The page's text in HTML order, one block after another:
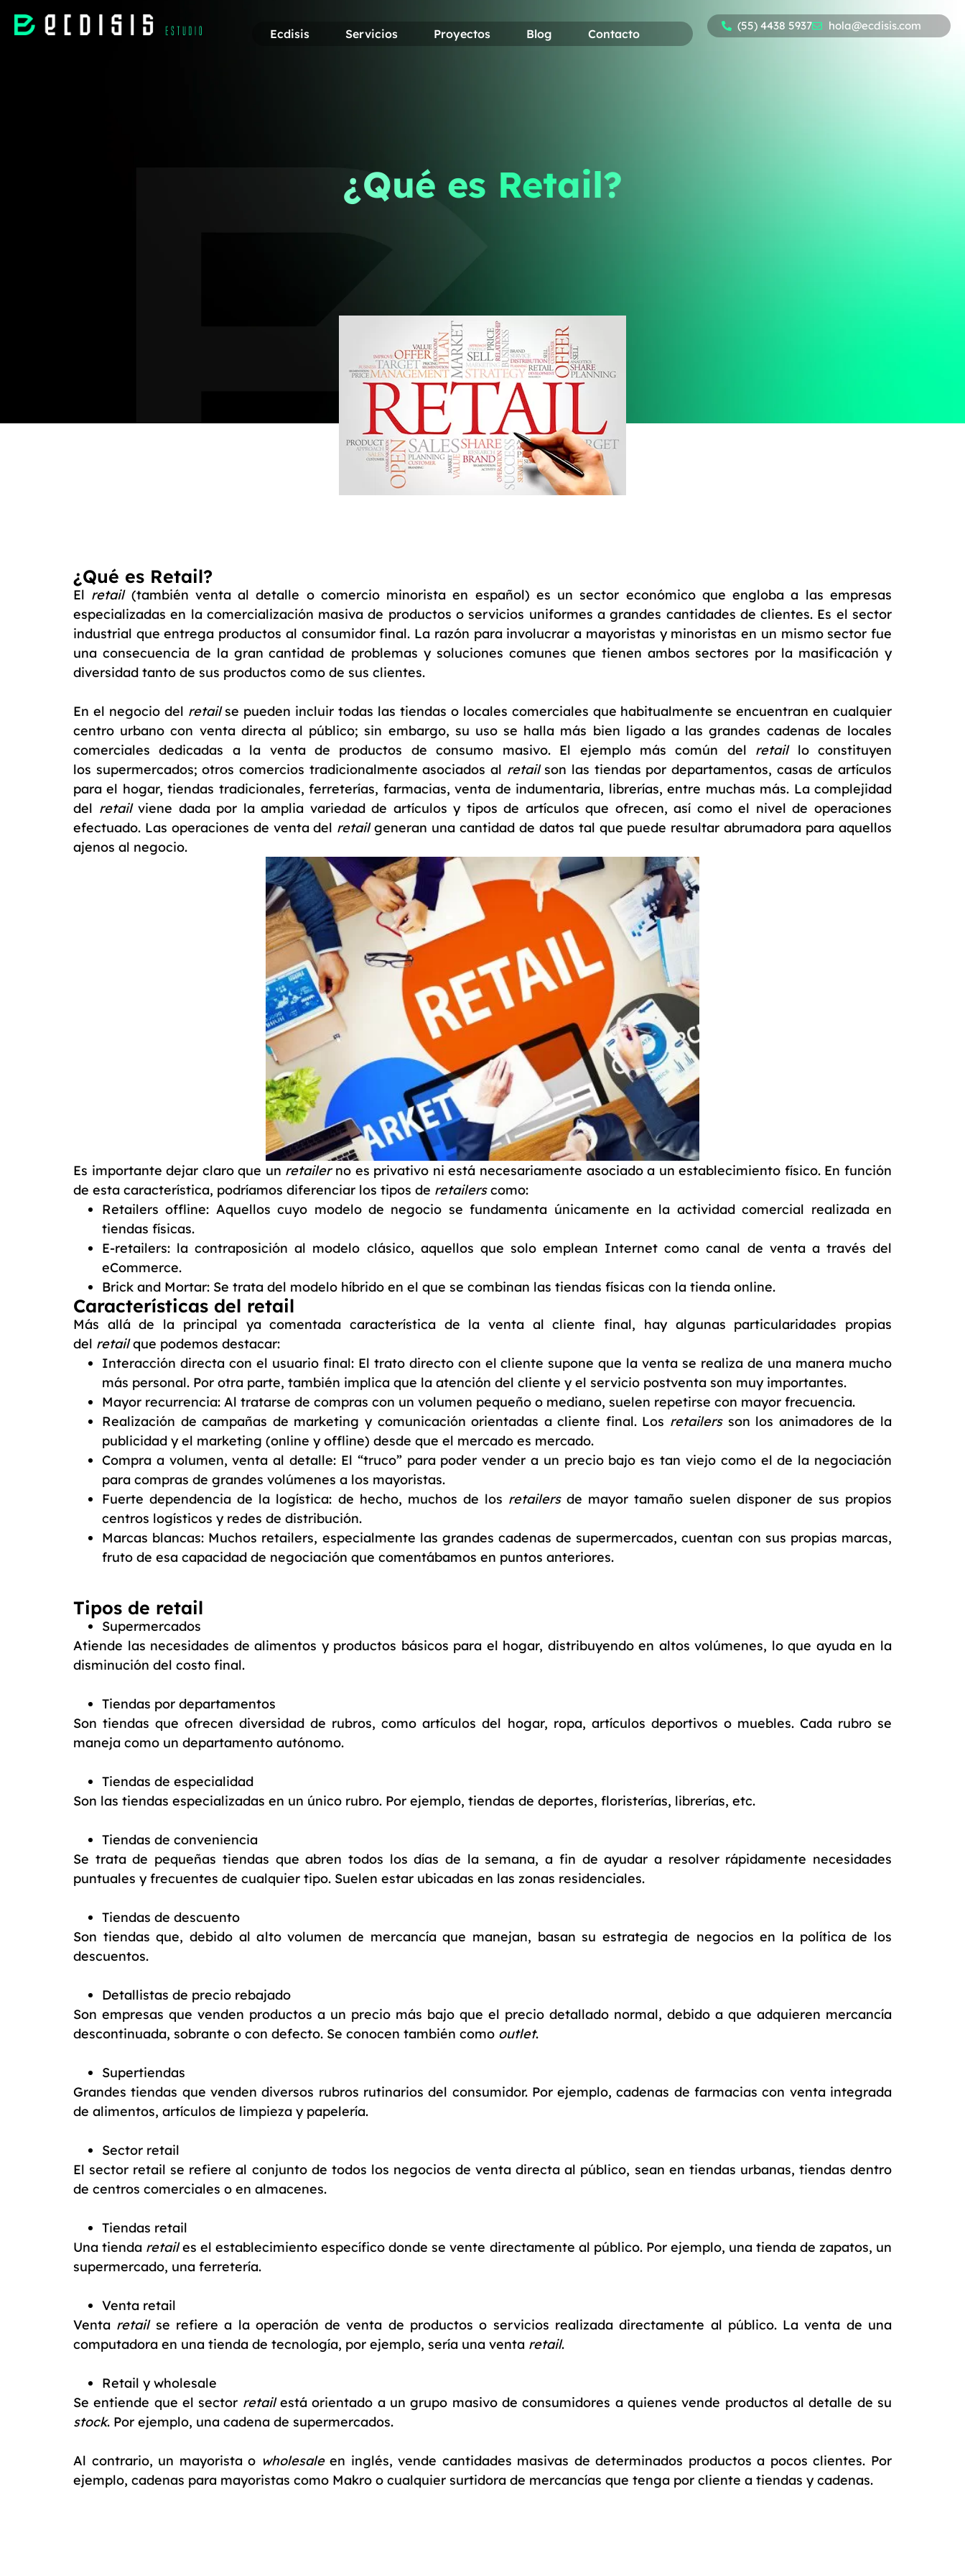
Ecdisis Servicios Proyectos Blog Contacto
(55) 4438 5937 hola@ecdisis.com
¿Qué es Retail?
¿Qué es Retail?
El retail(también venta al detalle o comercio minorista en español) es un sector económico que engloba a las empresas
especializadas en la comercialización masiva de productos o servicios uniformes a grandes cantidades de clientes. Es el sector
industrial que entrega productos al consumidor final. La razón para involucrar a mayoristas y minoristas en un mismo sector fue
una consecuencia de la gran cantidad de problemas y soluciones comunes que tienen ambos sectores por la masificación y
diversidad tanto de sus productos como de sus clientes.
En el negocio del retailse pueden incluir todas las tiendas o locales comerciales que habitualmente se encuentran en cualquier
centro urbano con venta directa al público; sin embargo, su uso se halla más bien ligado a las grandes cadenas de locales
comerciales dedicadas a la venta de productos de consumo masivo. El ejemplo más común del retaillo constituyen
los supermercados; otros comercios tradicionalmente asociados al retailson las tiendas por departamentos, casas de artículos
para el hogar, tiendas tradicionales, ferreterías, farmacias, venta de indumentaria, librerías, entre muchas más. La complejidad
del retailviene dada por la amplia variedad de artículos y tipos de artículos que ofrecen, así como el nivel de operaciones
efectuado. Las operaciones de venta del retailgeneran una cantidad de datos tal que puede resultar abrumadora para aquellos
ajenos al negocio.
Es importante dejar claro que un retailerno es privativo ni está necesariamente asociado a un establecimiento físico. En función
de esta característica, podríamos diferenciar los tipos de retailerscomo:
Retailers offline: Aquellos cuyo modelo de negocio se fundamenta únicamente en la actividad comercial realizada en
tiendas físicas.
E-retailers: la contraposición al modelo clásico, aquellos que solo emplean Internet como canal de venta a través del
eCommerce.
Brick and Mortar: Se trata del modelo híbrido en el que se combinan las tiendas físicas con la tienda online.
Características del retail
Más allá de la principal ya comentada característica de la venta al cliente final, hay algunas particularidades propias
del retailque podemos destacar:
Interacción directa con el usuario final: El trato directo con el cliente supone que la venta se realiza de una manera mucho
más personal. Por otra parte, también implica que la atención del cliente y el servicio postventa son muy importantes.
Mayor recurrencia: Al tratarse de compras con un volumen pequeño o mediano, suelen repetirse con mayor frecuencia.
Realización de campañas de marketing y comunicación orientadas a cliente final. Los retailersson los animadores de la
publicidad y el marketing (online y offline) desde que el mercado es mercado.
Compra a volumen, venta al detalle: El “truco” para poder vender a un precio bajo es tan viejo como el de la negociación
para compras de grandes volúmenes a los mayoristas.
Fuerte dependencia de la logística: de hecho, muchos de los retailersde mayor tamaño suelen disponer de sus propios
centros logísticos y redes de distribución.
Marcas blancas: Muchos retailers, especialmente las grandes cadenas de supermercados, cuentan con sus propias marcas,
fruto de esa capacidad de negociación que comentábamos en puntos anteriores.
Tipos de retail
Supermercados
Atiende las necesidades de alimentos y productos básicos para el hogar, distribuyendo en altos volúmenes, lo que ayuda en la
disminución del costo final.
Tiendas por departamentos
Son tiendas que ofrecen diversidad de rubros, como artículos del hogar, ropa, artículos deportivos o muebles. Cada rubro se
maneja como un departamento autónomo.
Tiendas de especialidad
Son las tiendas especializadas en un único rubro. Por ejemplo, tiendas de deportes, floristerías, librerías, etc.
Tiendas de conveniencia
Se trata de pequeñas tiendas que abren todos los días de la semana, a fin de ayudar a resolver rápidamente necesidades
puntuales y frecuentes de cualquier tipo. Suelen estar ubicadas en las zonas residenciales.
Tiendas de descuento
Son tiendas que, debido al alto volumen de mercancía que manejan, basan su estrategia de negocios en la política de los
descuentos.
Detallistas de precio rebajado
Son empresas que venden productos a un precio más bajo que el precio detallado normal, debido a que adquieren mercancía
descontinuada, sobrante o con defecto. Se conocen también como outlet.
Supertiendas
Grandes tiendas que venden diversos rubros rutinarios del consumidor. Por ejemplo, cadenas de farmacias con venta integrada
de alimentos, artículos de limpieza y papelería.
Sector retail
El sector retail se refiere al conjunto de todos los negocios de venta directa al público, sean en tiendas urbanas, tiendas dentro
de centros comerciales o en almacenes.
Tiendas retail
Una tienda retailes el establecimiento específico donde se vente directamente al público. Por ejemplo, una tienda de zapatos, un
supermercado, una ferretería.
Venta retail
Venta retailse refiere a la operación de venta de productos o servicios realizada directamente al público. La venta de una
computadora en una tienda de tecnología, por ejemplo, sería una venta retail.
Retail y wholesale
Se entiende que el sector retailestá orientado a un grupo masivo de consumidores a quienes vende productos al detalle de su
stock. Por ejemplo, una cadena de supermercados.
Al contrario, un mayorista o wholesaleen inglés, vende cantidades masivas de determinados productos a pocos clientes. Por
ejemplo, cadenas para mayoristas como Makro o cualquier surtidora de mercancías que tenga por cliente a tiendas y cadenas.